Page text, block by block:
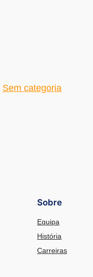
Sem categoria
Sobre
Equipa
História
Carreiras